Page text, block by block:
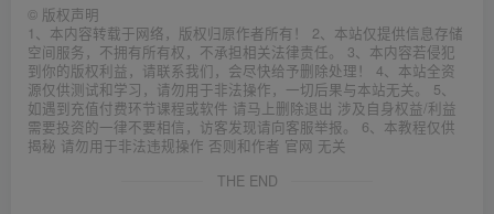
© 版权声明
1、本内容转载于网络，版权归原作者所有！ 2、本站仅提供信息存储
空间服务，不拥有所有权，不承担相关法律责任。 3、本内容若侵犯
到你的版权利益，请联系我们，会尽快给予删除处理！ 4、本站全资
源仅供测试和学习，请勿用于非法操作，一切后果与本站无关。 5、
如遇到充值付费环节课程或软件 请马上删除退出 涉及自身权益/利益
需要投资的一律不要相信，访客发现请向客服举报。 6、本教程仅供
揭秘 请勿用于非法违规操作 否则和作者 官网 无关
THE END